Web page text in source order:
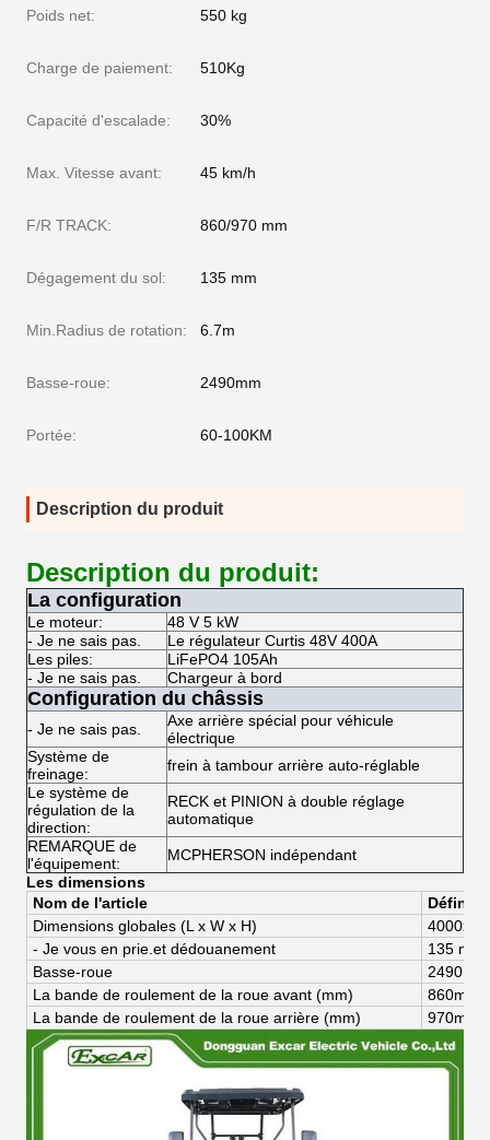
Poids net: 550 kg
Charge de paiement: 510Kg
Capacité d'escalade: 30%
Max. Vitesse avant: 45 km/h
F/R TRACK: 860/970 mm
Dégagement du sol: 135 mm
Min.Radius de rotation: 6.7m
Basse-roue: 2490mm
Portée: 60-100KM
Description du produit
Description du produit:
La configuration
Le moteur:
48 V 5 kW
- Je ne sais pas.
Le régulateur Curtis 48V 400A
Les piles:
LiFePO4 105Ah
- Je ne sais pas.
Chargeur à bord
Configuration du châssis
- Je ne sais pas.
Axe arrière spécial pour véhicule
électrique
Système de
freinage:
frein à tambour arrière auto-réglable
Le système de
régulation de la
direction:
RECK et PINION à double réglage
automatique
REMARQUE de
l'équipement:
MCPHERSON indépendant
Les dimensions
Nom de l'article
Dimensions globales (L x W x H) 4000x
- Je vous en prie. et dédouanement
135 mm
Basse-roue
2490
La bande de roulement de la roue avant (mm)
860mm
La bande de roulement de la roue arrière (mm)
970mm